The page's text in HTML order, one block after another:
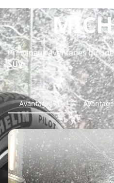
Principaux avantages du
SUV
Avantage #1